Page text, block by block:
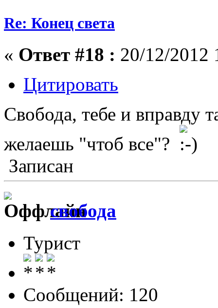
Re: Конец света
« Ответ #18 : 20/12/2012
Цитировать
Свобода, тебе и вправду
желаешь "чтоб все"?
Записан
свобода
Турист
Сообщений: 120